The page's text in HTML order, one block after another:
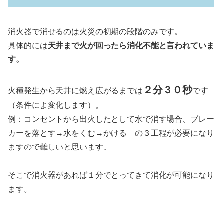
消火器で消せるのは火災の初期の段階のみです。
具体的には天井まで火が回ったら消化不能と言われていま
す。
火種発生から天井に燃え広がるまでは ２分３０秒です
（条件によ変化します）。
例：コンセントから出火したとして水で消す場合、ブレー
カーを落とす→水をくむ→かける の３工程が必要になり
ますので難しいと思います。
そこで消火器があれば１分でとってきて消化が可能になり
ます。